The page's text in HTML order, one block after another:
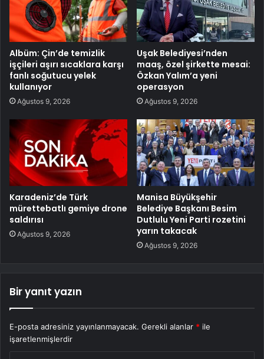
Albüm: Çin’de temizlik
işçileri aşırı sıcaklara karşı
fanlı soğutucu yelek
kullanıyor
Ağustos 9, 2026
Uşak Belediyesi’nden
maaş, özel şirkette mesai:
Özkan Yalım’a yeni
operasyon
Ağustos 9, 2026
Karadeniz’de Türk
mürettebatlı gemiye drone
saldırısı
Ağustos 9, 2026
Manisa Büyükşehir
Belediye Başkanı Besim
Dutlulu Yeni Parti rozetini
yarın takacak
Ağustos 9, 2026
Bir yanıt yazın
E-posta adresiniz yayınlanmayacak. Gerekli alanlar * ile
işaretlenmişlerdir